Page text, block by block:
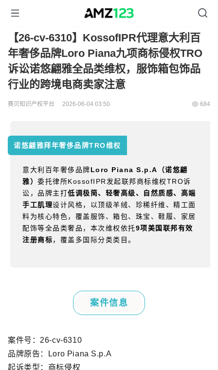
【26-cv-6310】KossofIPR代理意大利百
年奢侈品牌Loro Piana九项商标侵权TRO
诉讼诺悠翩雅全品类维权，服饰箱包饰品
行业的跨境电商卖家注意
赛贝知识产权平台 2026-06-04 03:50 684
诺悠翩雅拜年奢侈品牌TRO维权
意大利百年奢侈品牌Loro Piana S.p.A （诺悠翩
雅） 委托律所KossofIPR 发起联邦商标维权TRO诉
讼，品牌主打低调极简、轻奢高级、自然质感、高端
手工肌理设计风格，以顶级羊绒、珍稀纤维、精工面
料为核心特色，覆盖服饰、箱包、珠宝、鞋履、家居
配饰等全品类奢品，本次维权依托9项美国联邦有效
注册商标，覆盖多国际分类类目。
案件信息
案件号： 26-cv-6310
品牌原告：
Loro Piana S.p.A
起诉类型：商标侵权